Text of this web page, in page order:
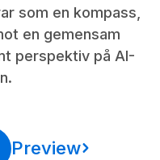
som en kompass,
en gemensam
perspektiv på AI-
Preview